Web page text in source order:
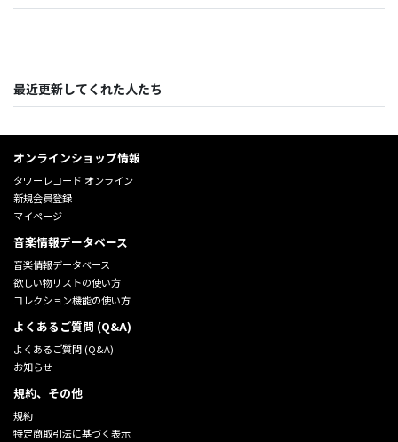
最近更新してくれた人たち
オンラインショップ情報
タワーレコード オンライン
新規会員登録
マイページ
音楽情報データベース
音楽情報データベース
欲しい物リストの使い方
コレクション機能の使い方
よくあるご質問 (Q&A)
よくあるご質問 (Q&A)
お知らせ
規約、その他
規約
特定商取引法に基づく表示